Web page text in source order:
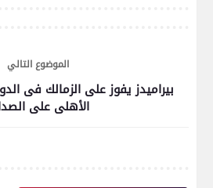
الموضوع التالي
بيراميدز يفوز على الزمالك فى
الأهلى على